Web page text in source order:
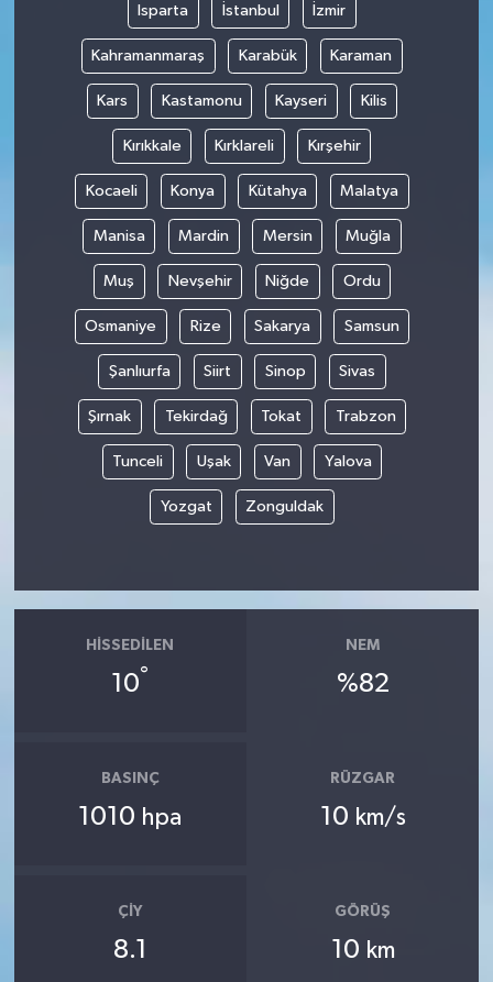
Isparta İstanbul İzmir
Kahramanmaraş Karabük Karaman
Kars Kastamonu Kayseri Kilis
Kırıkkale Kırklareli Kırşehir
Kocaeli Konya Kütahya Malatya
Manisa Mardin Mersin Muğla
Muş Nevşehir Niğde Ordu
Osmaniye Rize Sakarya Samsun
Şanlıurfa Siirt Sinop Sivas
Şırnak Tekirdağ Tokat Trabzon
Tunceli Uşak Van Yalova
Yozgat Zonguldak
HISSEDILEN
10°
NEM
%82
BASINÇ
1010 hpa
RÜZGAR
10 km/s
ÇIY
8.1
GÖRÜŞ
10 km